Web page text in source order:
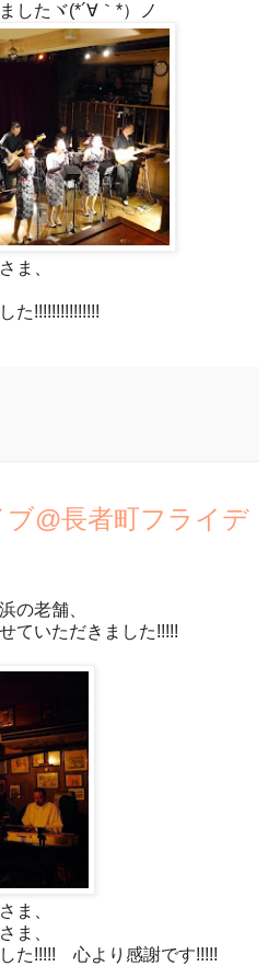
したヾ(*´∀｀*）ノ
ま、
た!!!!!!!!!!!!!!!
@長者町フライデ
の老舗、
ていただきました!!!!!
ま、
ま、
た!!!!! 心より感謝です!!!!!